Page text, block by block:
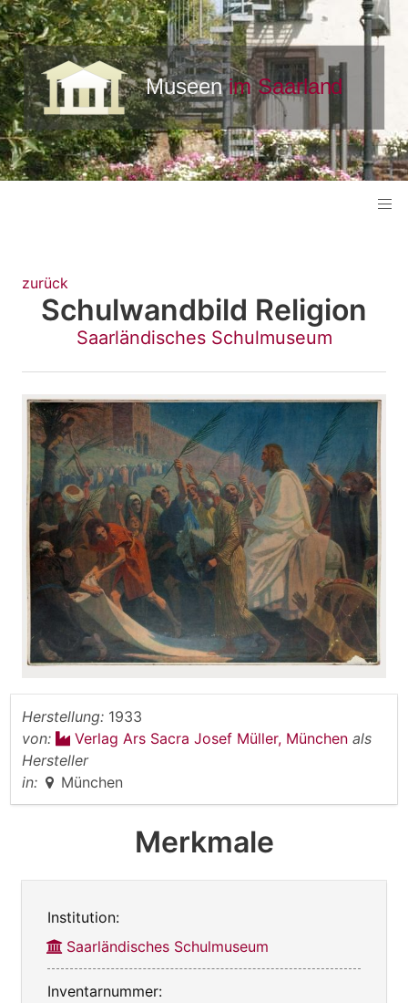
zurück
Schulwandbild Religion
Saarländisches Schulmuseum
Herstellung: 1933
von:
Verlag Ars Sacra Josef Müller, München als
Hersteller
in:
München
Merkmale
Institution:
Saarländisches Schulmuseum
Inventarnummer: